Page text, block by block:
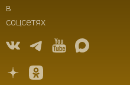
в
соцсетях